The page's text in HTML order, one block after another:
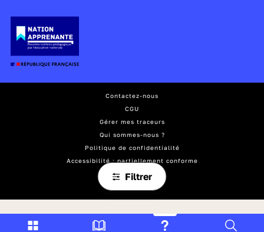
Filtrer
Contactez-nous
CGU
Gérer mes traceurs
Qui sommes-nous ?
Politique de confidentialité
Accessibilité : partiellement conforme
Mentions légales